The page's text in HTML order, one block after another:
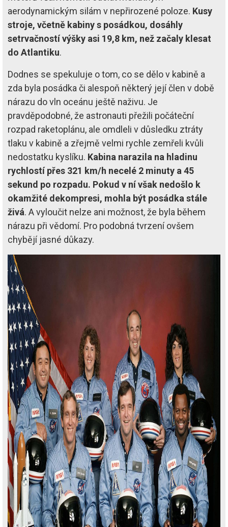
aerodynamickým silám v nepřirozené poloze. Kusy
stroje, včetně kabiny s posádkou, dosáhly
setrvačností výšky asi 19,8 km, než začaly klesat
do Atlantiku.
Dodnes se spekuluje o tom, co se dělo v kabině a
zda byla posádka či alespoň některý její člen v době
nárazu do vln oceánu ještě naživu. Je
pravděpodobné, že astronauti přežili počáteční
rozpad raketoplánu, ale omdleli v důsledku ztráty
tlaku v kabině a zřejmě velmi rychle zemřeli kvůli
nedostatku kyslíku. Kabina narazila na hladinu
rychlostí přes 321 km/h necelé 2 minuty a 45
sekund po rozpadu. Pokud v ní však nedošlo k
okamžité dekompresi, mohla být posádka stále
živá. A vyloučit nelze ani možnost, že byla během
nárazu při vědomí. Pro podobná tvrzení ovšem
chybějí jasné důkazy.